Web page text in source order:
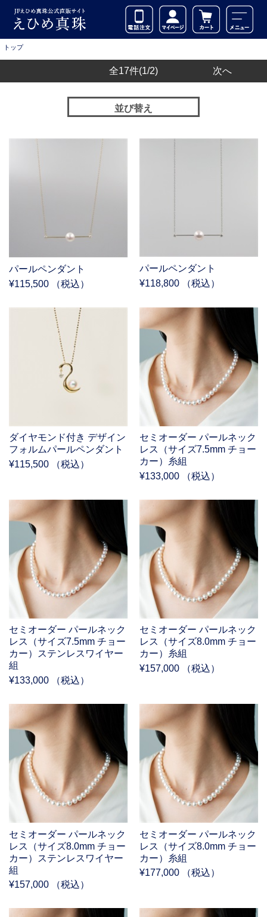
トップ
全17件(1/2) 次へ
並び替え
パールペンダント
¥115,500 （税込）
パールペンダント
¥118,800 （税込）
ダイヤモンド付き デザイン
フォルムパールペンダント
¥115,500 （税込）
セミオーダー パールネック
レス（サイズ7.5mm チョー
カー）糸組
¥133,000 （税込）
セミオーダー パールネック
レス（サイズ7.5mm チョー
カー）ステンレスワイヤー
組
¥133,000 （税込）
セミオーダー パールネック
レス（サイズ8.0mm チョー
カー）糸組
¥157,000 （税込）
セミオーダー パールネック
レス（サイズ8.0mm チョー
カー）ステンレスワイヤー
組
¥157,000 （税込）
セミオーダー パールネック
レス（サイズ8.0mm チョー
カー）糸組
¥177,000 （税込）